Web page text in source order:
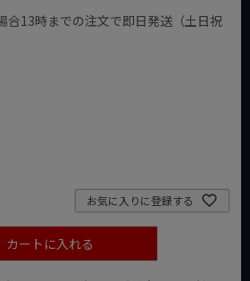
合13時までの注文で即日発送（土日祝
お気に入りに登録する
カートに入れる